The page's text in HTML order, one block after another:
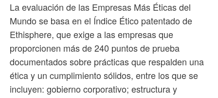
La evaluación de las Empresas Más Éticas del
Mundo se basa en el Índice Ético patentado de
Ethisphere, que exige a las empresas que
proporcionen más de 240 puntos de prueba
documentados sobre prácticas que respalden una
ética y un cumplimiento sólidos, entre los que se
incluyen: gobierno corporativo; estructura y